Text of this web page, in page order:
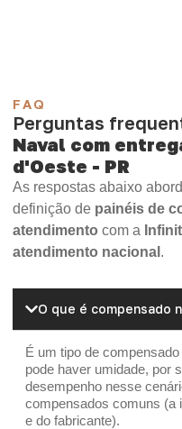
FAQ
Perguntas
Naval com
d'Oeste - PR
As respostas abaixo
definição de painéis de
atendimento com a
atendimento nacional .
O que é compensado
É um tipo de
pode haver umidade, por
desempenho nesse
compensados comuns (a
e do fabricante).